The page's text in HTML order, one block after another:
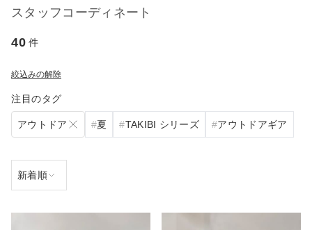
スタッフコーディネート
40 件
絞込みの解除
注目のタグ
アウトドア 夏 TAKIBI シリーズ アウトドアギア